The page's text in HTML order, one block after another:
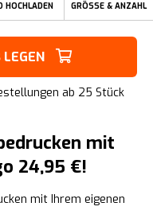
HOCHLADEN GRÖSSE & ANZAHL
LEGEN
ab 25 Stück
mit
24,95 €!
mit Ihrem eigenen